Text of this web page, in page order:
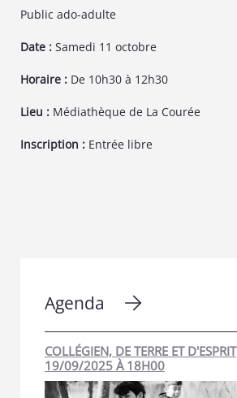
Public ado-adulte
Date : Samedi 11 octobre
Horaire : De 10h30 à 12h30
Lieu : Médiathèque de La Courée
Inscription : Entrée libre
Agenda
COLLÉGIEN, DE TERRE ET D'ESPRIT
19/09/2025 À 18H00